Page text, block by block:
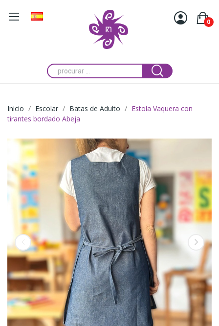
0
Inicio Escolar Batas de Adulto
Estola Vaquera con
tirantes bordado Abeja